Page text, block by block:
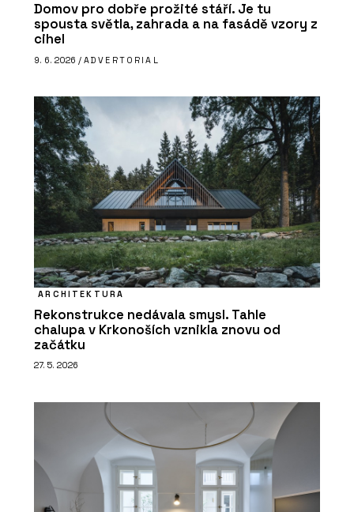
Domov pro dobře prožité stáří. Je tu
spousta světla, zahrada a na fasádě vzory z
cihel
9. 6. 2026 / ADVERTORIAL
ARCHITEKTURA
Rekonstrukce nedávala smysl. Tahle
chalupa v Krkonoších vznikla znovu od
začátku
27. 5. 2026